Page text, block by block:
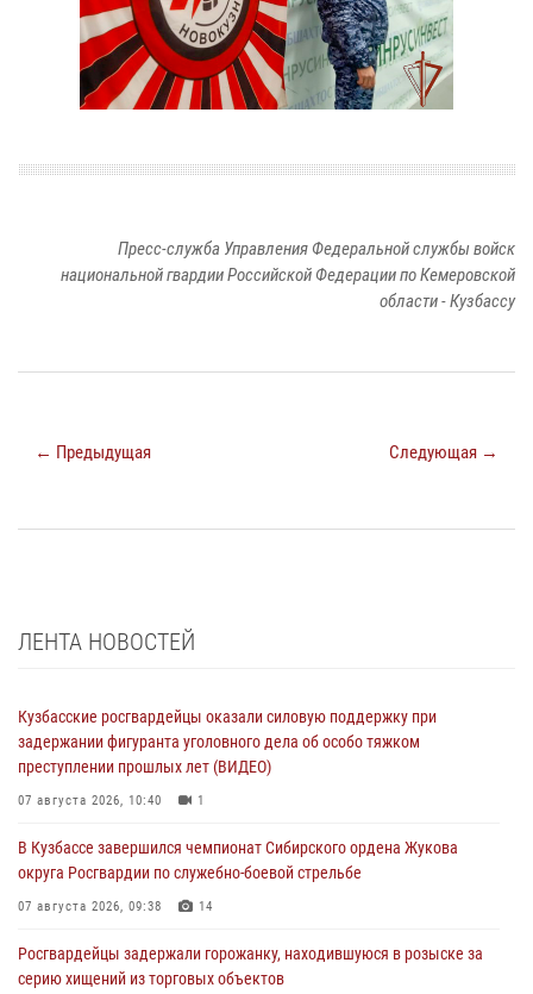
Пресс-служба Управления Федеральной службы войск
национальной гвардии Российской Федерации по Кемеровской
области - Кузбассу
← Предыдущая Следующая →
ЛЕНТА НОВОСТЕЙ
Кузбасские росгвардейцы оказали силовую поддержку при
задержании фигуранта уголовного дела об особо тяжком
преступлении прошлых лет (ВИДЕО)
07 августа 2026, 10:40 1
В Кузбассе завершился чемпионат Сибирского ордена Жукова
округа Росгвардии по служебно-боевой стрельбе
07 августа 2026, 09:38 14
Росгвардейцы задержали горожанку, находившуюся в розыске за
серию хищений из торговых объектов